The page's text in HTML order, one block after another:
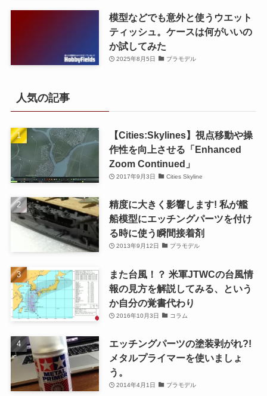
模型などでも意外と使うウエット
ティッシュ。ケースは何がいいの
か試してみた
2025年8月5日 プラモデル
人気の記事
【Cities:Skylines】視点移動や操
作性を向上させる「Enhanced
Zoom Continued」
2017年9月3日 Cities Skyline
精度に大きく影響します! 私が艦
船模型にエッチングパーツを付け
る時に使う瞬間接着剤
2013年9月12日 プラモデル
また台風！？ 米軍JTWCの台風情
報の見方を解説してみる、という
か自分の覚書代わり
2016年10月3日 コラム
エッチングパーツの塗装剥がれ?!
メタルプライマーを使いましょ
う。
2014年4月1日 プラモデル